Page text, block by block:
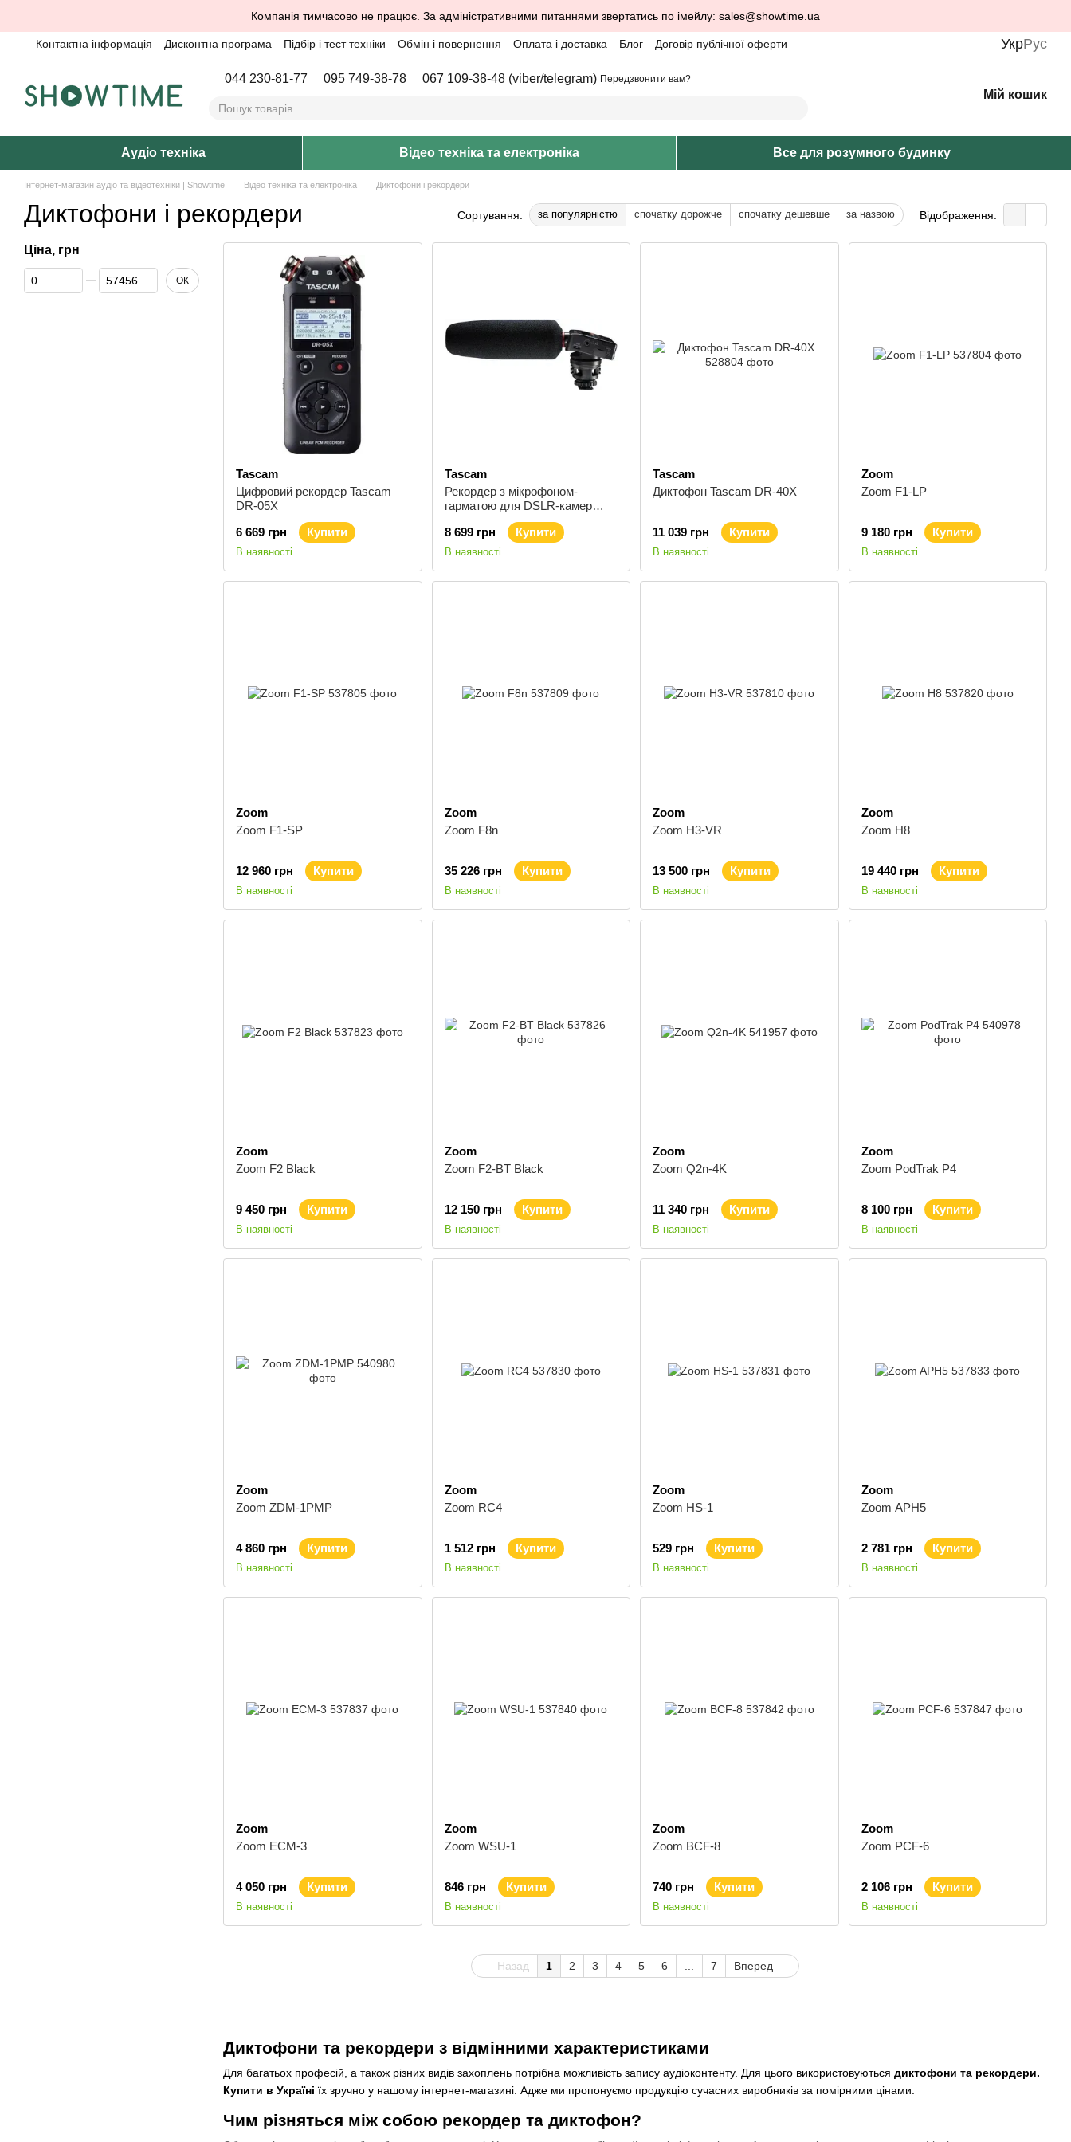
Компанія тимчасово не працює. За адміністративними питаннями звертатись по імейлу: sales@showtime.ua
Контактна інформація Дисконтна програма Підбір і тест техніки Обмін і повернення Оплата і доставка Блог Договір публічної оферти УкрРус
044 230-81-77 095 749-38-78 067 109-38-48 (viber/telegram) Передзвонити вам?
Мій кошик
Аудіо техніка Відео техніка та електроніка Все для розумного будинку
Інтернет-магазин аудіо та відеотехніки | Showtime Відео техніка та електроніка Диктофони і рекордери
Диктофони і рекордери Сортування: за популярністю спочатку дорожче спочатку дешевше за назвою Відображення:
Диктофони та рекордери з відмінними характеристиками
Для багатьох професій, а також різних видів захоплень потрібна можливість запису аудіоконтенту. Для цього використовуються диктофони та рекордери.
Купити в Україні їх зручно у нашому інтернет-магазині. Адже ми пропонуємо продукцію сучасних виробників за помірними цінами.
Чим різняться між собою рекордер та диктофон?
Tascam
Цифровий рекордер Tascam
DR-05X
6 669 грн
Купити
В наявності
Tascam
Рекордер з мікрофоном-
гарматою для DSLR-камер
Tascam DR-10SG
8 699 грн
Купити
В наявності
Tascam
Диктофон Tascam DR-40X
11 039 грн Купити
В наявності
Zoom
Zoom F1-LP
9 180 грн Купити
В наявності
Zoom
Zoom F1-SP
12 960 грн Купити
В наявності
Zoom
Zoom F8n
35 226 грн Купити
В наявності
Zoom
Zoom H3-VR
13 500 грн Купити
В наявності
Zoom
Zoom H8
19 440 грн Купити
В наявності
Zoom
Zoom F2 Black
9 450 грн Купити
В наявності
Zoom
Zoom F2-BT Black
12 150 грн Купити
В наявності
Zoom
Zoom Q2n-4K
11 340 грн Купити
В наявності
Zoom
Zoom PodTrak P4
8 100 грн Купити
В наявності
Zoom
Zoom ZDM-1PMP
4 860 грн Купити
В наявності
Zoom
Zoom RC4
1 512 грн Купити
В наявності
Zoom
Zoom HS-1
529 грн Купити
В наявності
Zoom
Zoom APH5
2 781 грн Купити
В наявності
Zoom
Zoom ECM-3
4 050 грн Купити
В наявності
Zoom
Zoom WSU-1
846 грн Купити
В наявності
Zoom
Zoom BCF-8
740 грн Купити
В наявності
Zoom
Zoom PCF-6
2 106 грн Купити
В наявності
Назад 1 2 3 4 5 6 7 Вперед
Ціна, грн
Від Ціна, грн
До Ціна, грн ОК